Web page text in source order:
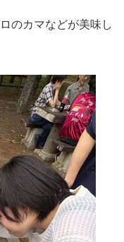
のカマなどが美味し